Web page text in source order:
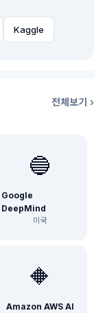
Kaggle
전체보기 ›
🔵
Google
DeepMind
미국
🔶
Amazon AWS AI